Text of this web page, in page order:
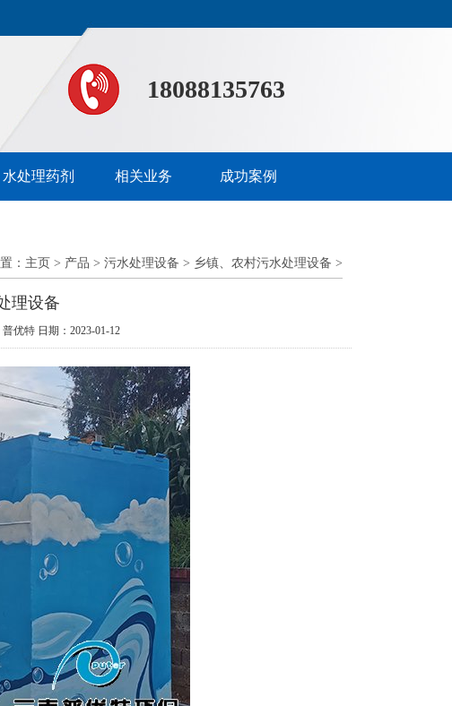
18088135763
水处理药剂 相关业务 成功案例
： 主页 > 产品 > 污水处理设备 > 乡镇、农村污水处理设备 >
理设备
普优特 日期：2023-01-12